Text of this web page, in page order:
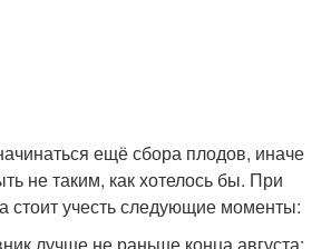
ещё сбора плодов, иначе
не таким, как хотелось бы. При
стоит учесть следующие моменты: